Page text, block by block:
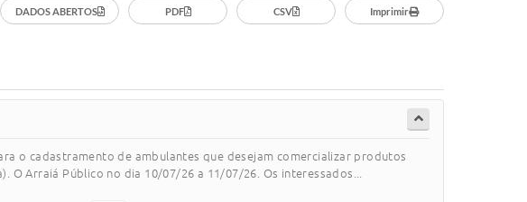
DADOS ABERTOS PDF CSV Imprimir
o cadastramento de ambulantes que desejam comercializar produtos
Arraiá Público no dia 10/07/26 a 11/07/26. Os interessados...